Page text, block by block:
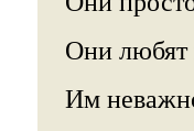
Они любят
Им